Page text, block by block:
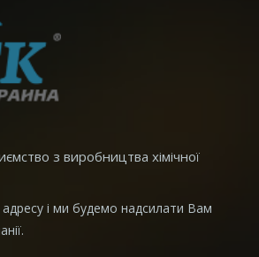
з виробництва хімічної
і ми будемо надсилати Вам